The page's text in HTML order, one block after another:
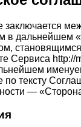
заключается
в дальнейшем
становящимся
Сервиса http://
по тексту
—